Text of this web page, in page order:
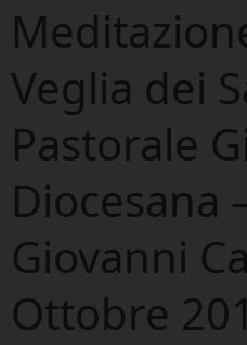
Veglia dei
Pastorale
Diocesana
Giovanni
Ottobre